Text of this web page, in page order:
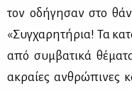
τον οδή­γη­σαν στο
«Συγ­χα­ρη­τή­ρια! Τα
από συμ­βα­τι­κά
ακραί­ες αν­θρώ­πι­νες